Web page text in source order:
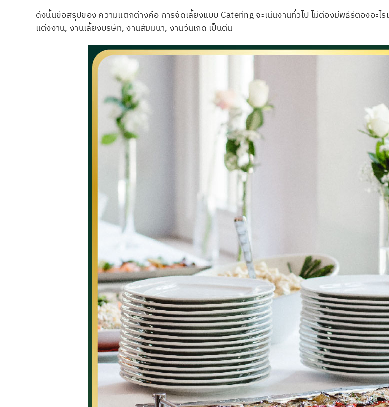
ดังนั้นข้อสรุปของ ความแตกต่างคือ การจัดเลี้ยงแบบ Catering จะเน้นงานทั่วไป ไม่ต้องมีพิธีรีตองอะ
แต่งงาน, งานเลี้ยงบริษัท, งานสัมมนา, งานวันเกิด เป็นต้น